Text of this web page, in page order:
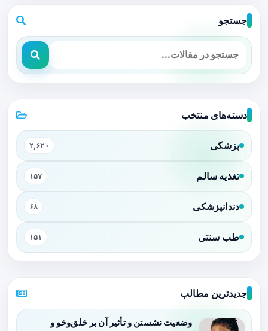
جستجو
دسته‌های منتخب
پزشکی ۲,۶۲۰
تغذیه سالم ۱۵۷
دندانپزشکی ۶۸
طب سنتی ۱۵۱
جدیدترین مطالب
وضعیت نشستن و تأثیر آن بر خلق‌وخو و